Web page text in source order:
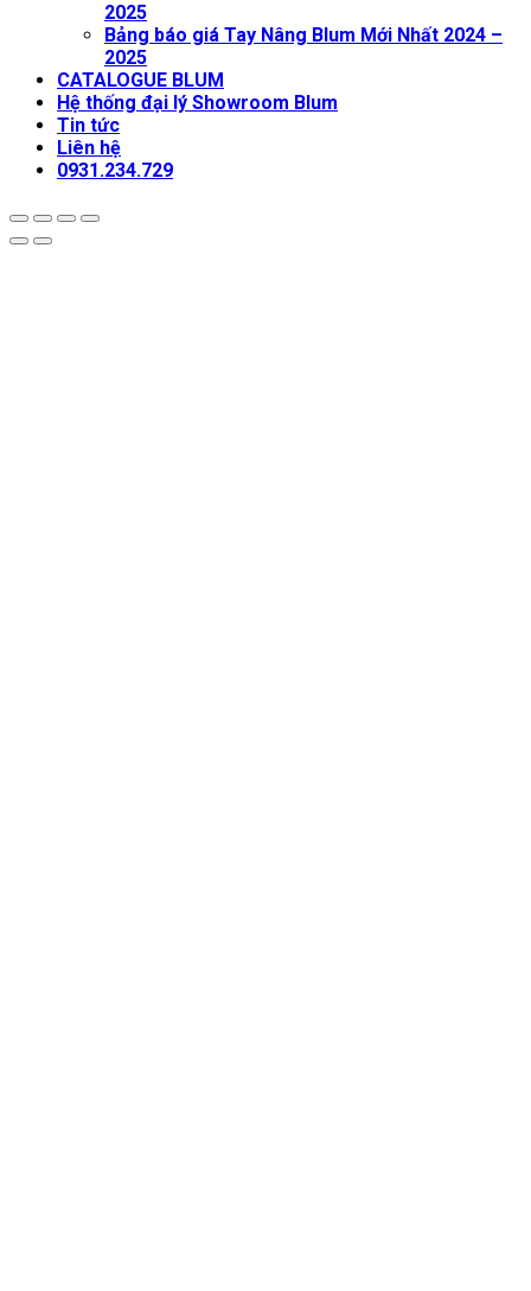
2025
Bảng báo giá Tay Nâng Blum Mới Nhất 2024 –
2025
CATALOGUE BLUM
Hệ thống đại lý Showroom Blum
Tin tức
Liên hệ
0931.234.729